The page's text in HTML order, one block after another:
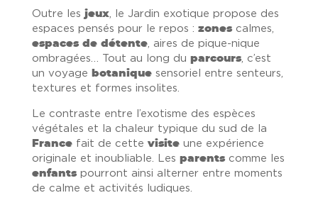
Outre les jeux, le Jardin exotique propose des
espaces pensés pour le repos : zonescalmes,
espaces de détente, aires de pique-nique
ombragées… Tout au long du parcours, c’est
un voyage
botaniquesensoriel entre senteurs,
textures et formes insolites.
Le contraste entre l’exotisme des espèces
végétales et la chaleur typique du sud de la
Francefait de cette visiteune expérience
originale et inoubliable. Les parentscomme les
enfantspourront ainsi alterner entre moments
de calme et activités ludiques.